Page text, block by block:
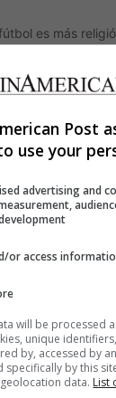
es más
de una
Cine
19 Cuarentena
México
Post
use your
advertising and
or access
will be processed
unique
by, accessed by
specifically by this
data. List